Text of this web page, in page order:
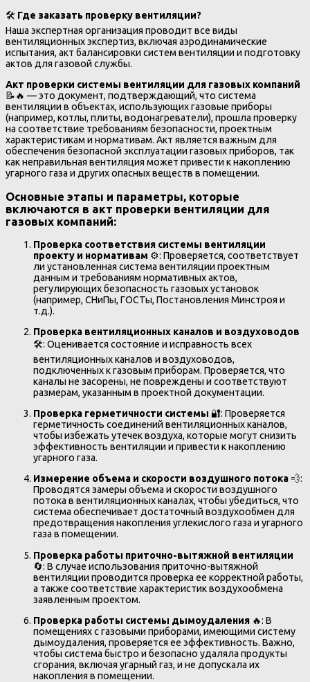
🛠 Где заказать проверку вентиляции?
Наша экспертная организация проводит все виды
вентиляционных экспертиз, включая аэродинамические
испытания, акт балансировки систем вентиляции и подготовку
актов для газовой службы.
Акт проверки системы вентиляции для газовых компаний
📝🔥 — это документ, подтверждающий, что система
вентиляции в объектах, использующих газовые приборы
(например, котлы, плиты, водонагреватели), прошла проверку
на соответствие требованиям безопасности, проектным
характеристикам и нормативам. Акт является важным для
обеспечения безопасной эксплуатации газовых приборов, так
как неправильная вентиляция может привести к накоплению
угарного газа и других опасных веществ в помещении.
Основные этапы и параметры, которые
включаются в акт проверки вентиляции для
газовых компаний:
Проверка соответствия системы вентиляции
проекту и нормативам ⚙️: Проверяется, соответствует
ли установленная система вентиляции проектным
данным и требованиям нормативных актов,
регулирующих безопасность газовых установок
(например, СНиПы, ГОСТы, Постановления Минстроя и
т.д.).
Проверка вентиляционных каналов и воздуховодов
🛠️: Оценивается состояние и исправность всех
вентиляционных каналов и воздуховодов,
подключенных к газовым приборам. Проверяется, что
каналы не засорены, не повреждены и соответствуют
размерам, указанным в проектной документации.
Проверка герметичности системы 🔐: Проверяется
герметичность соединений вентиляционных каналов,
чтобы избежать утечек воздуха, которые могут снизить
эффективность вентиляции и привести к накоплению
угарного газа.
Измерение объема и скорости воздушного потока💨:
Проводятся замеры объема и скорости воздушного
потока в вентиляционных каналах, чтобы убедиться, что
система обеспечивает достаточный воздухообмен для
предотвращения накопления углекислого газа и угарного
газа в помещении.
Проверка работы приточно-вытяжной вентиляции
🔄: В случае использования приточно-вытяжной
вентиляции проводится проверка ее корректной работы,
а также соответствие характеристик воздухообмена
заявленным проектом.
Проверка работы системы дымоудаления 🔥: В
помещениях с газовыми приборами, имеющими систему
дымоудаления, проверяется ее эффективность. Важно,
чтобы система быстро и безопасно удаляла продукты
сгорания, включая угарный газ, и не допускала их
накопления в помещении.